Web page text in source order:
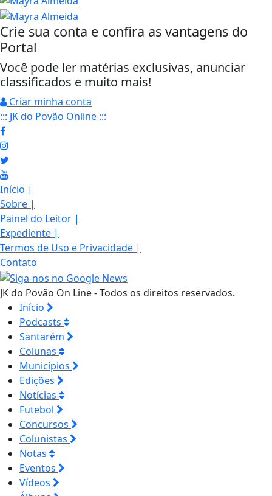
Crie sua conta e confira as vantagens do
Portal
Você pode ler matérias exclusivas, anunciar
classificados e muito mais!
Criar minha conta
::: JK do Povão Online :::
Início |
Sobre |
Painel do Leitor |
Expediente |
Termos de Uso e Privacidade |
Contato
JK do Povão On Line - Todos os direitos reservados.
Início
Podcasts
Santarém
Colunas
Municípios
Edições
Notícias
Futebol
Concursos
Colunistas
Notas
Eventos
Vídeos